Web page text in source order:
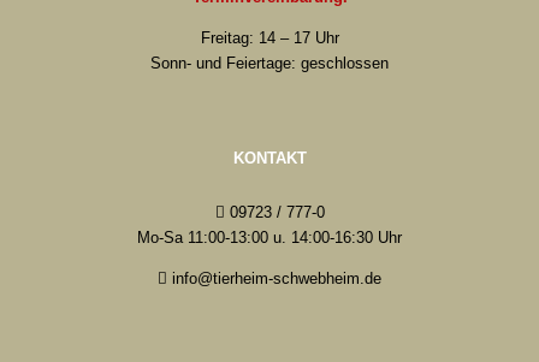
Freitag: 14 – 17 Uhr
Sonn- und Feiertage: geschlossen
KONTAKT
09723 / 777-0
Mo-Sa 11:00-13:00 u. 14:00-16:30 Uhr
info@tierheim-schwebheim.de